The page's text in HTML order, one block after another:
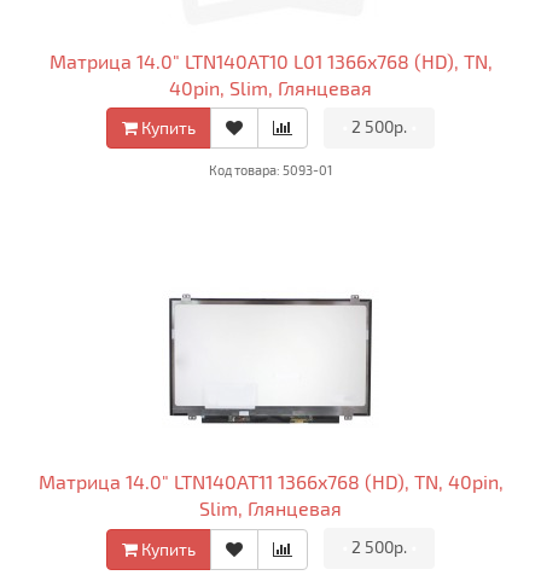
Матрица 14.0" LTN140AT10 L01 1366x768 (HD), TN,
40pin, Slim, Глянцевая
Купить 2 500р.
Код товара: 5093-01
Матрица 14.0" LTN140AT11 1366x768 (HD), TN, 40pin,
Slim, Глянцевая
Купить 2 500р.